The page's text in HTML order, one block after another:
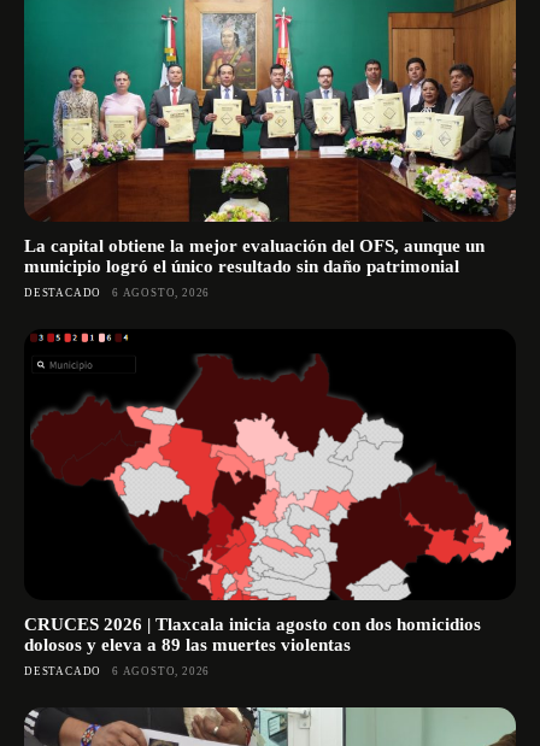
La capital obtiene la mejor evaluación del OFS, aunque un
municipio logró el único resultado sin daño patrimonial
DESTACADO 6 AGOSTO, 2026
CRUCES 2026 | Tlaxcala inicia agosto con dos homicidios
dolosos y eleva a 89 las muertes violentas
DESTACADO 6 AGOSTO, 2026